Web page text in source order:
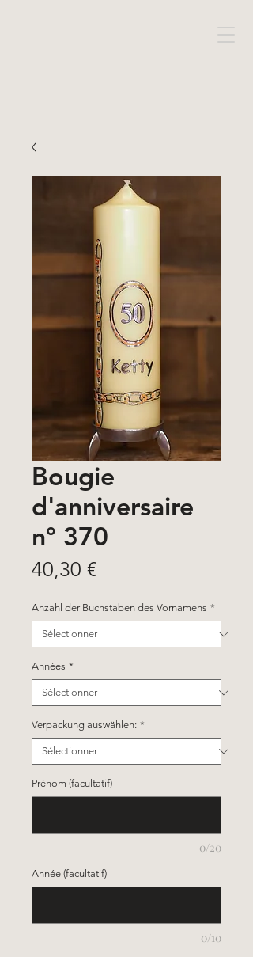
Bougie
d'anniversaire
n° 370
40,30 €Prix
Anzahl der Buchstaben des Vornamens *
Années *
Verpackung auswählen: *
Prénom (facultatif)
0/20
Année (facultatif)
0/10